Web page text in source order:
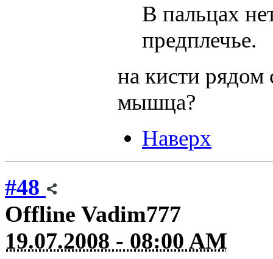
В пальцах
предплечье.
на кисти рядом
мышца?
Наверх
#48
Offline Vadim777
19.07.2008 - 08:00 AM